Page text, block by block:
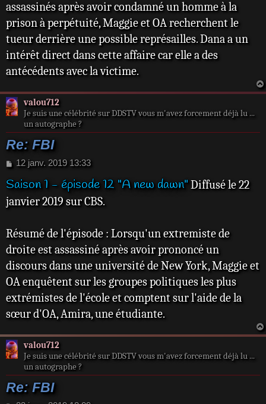
assassinés après avoir condamné un homme à la
prison à perpétuité, Maggie et OA recherchent le
tueur derrière une possible représailles. Dana a un
intérêt direct dans cette affaire car elle a des
antécédents avec la victime.
valou712
Je suis une célébrité sur DDSTV vous m'avez forcement déjà lu ...
un autographe ?
Re: FBI
M
s
a
e
12 janv. 2019 13:33
Saison 1 - épisode 12 "A new dawn" Diffusé le 22
janvier 2019 sur CBS.
Résumé de l'épisode : Lorsqu'un extremiste de
droite est assassiné après avoir prononcé un
discours dans une université de New York, Maggie et
OA enquêtent sur les groupes politiques les plus
extrémistes de l'école et comptent sur l'aide de la
sœur d'OA, Amira, une étudiante.
valou712
Je suis une célébrité sur DDSTV vous m'avez forcement déjà lu ...
un autographe ?
Re: FBI